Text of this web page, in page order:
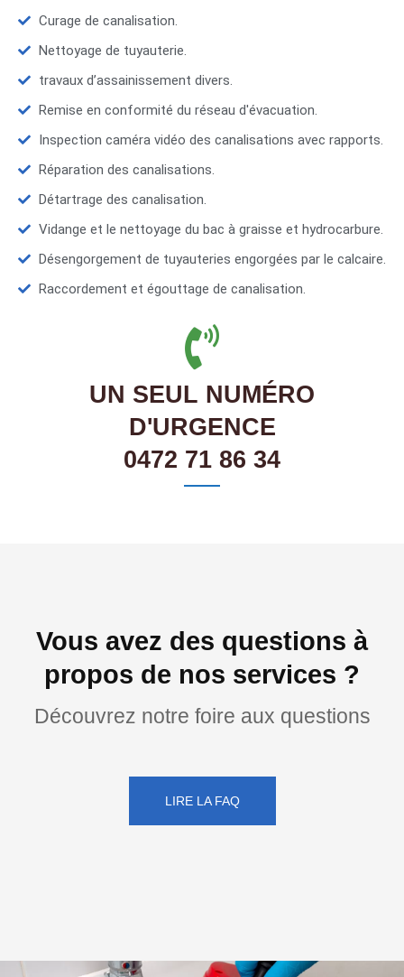
Curage de canalisation.
Nettoyage de tuyauterie.
travaux d’assainissement divers.
Remise en conformité du réseau d'évacuation.
Inspection caméra vidéo des canalisations avec rapports.
Réparation des canalisations.
Détartrage des canalisation.
Vidange et le nettoyage du bac à graisse et hydrocarbure.
Désengorgement de tuyauteries engorgées par le calcaire.
Raccordement et égouttage de canalisation.
UN SEUL NUMÉRO
D'URGENCE
0472 71 86 34
Vous avez des questions à
propos de nos services ?
Découvrez notre foire aux questions
LIRE LA FAQ